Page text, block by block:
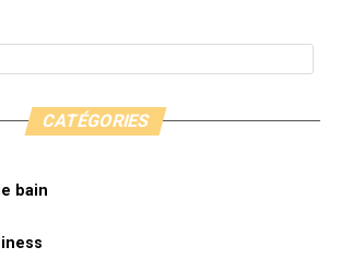
CATÉGORIES
bain